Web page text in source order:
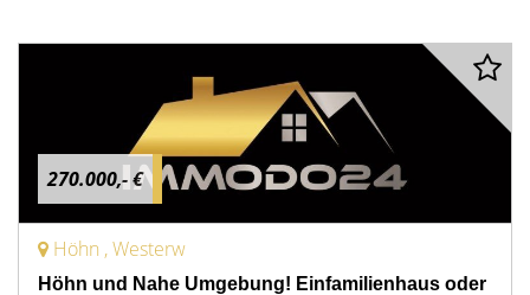
270.000,- €
Höhn , Westerw
Höhn und Nahe Umgebung! Einfamilienhaus oder